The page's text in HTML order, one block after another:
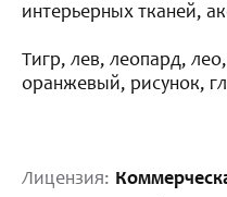
интерьерных тканей,
Тигр, лев, леопард,
оранжевый, рисунок,
Лицензия: